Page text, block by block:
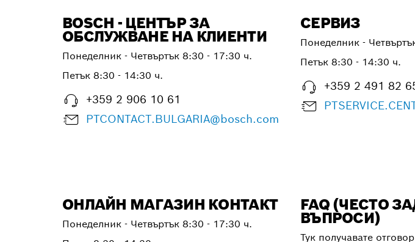
BOSCH - ЦЕНТЪР ЗА
ОБСЛУЖВАНЕ НА КЛИЕНТИ
Понеделник - Четвъртък 8:30 - 17:30 ч.
Петък 8:30 - 14:30 ч.
+359 2 906 10 61
PTCONTACT.BULGARIA@bosch.com
СЕРВИЗ
Понеделник -
Петък 8:30 - 14:30 ч.
+359 2 491 82
ОНЛАЙН МАГАЗИН КОНТАКТ
Понеделник - Четвъртък 8:30 - 17:30 ч.
FAQ (ЧЕСТО
ВЪПРОСИ)
Тук получавате